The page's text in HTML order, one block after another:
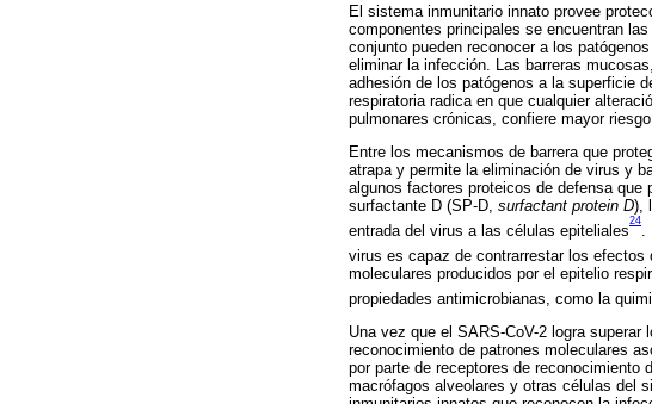
El sistema inmunitario innato provee
componentes principales se encuentran
conjunto pueden reconocer a los
eliminar la infección. Las barreras
adhesión de los patógenos a la superficie
respiratoria radica en que cualquier
pulmonares crónicas, confiere mayor
Entre los mecanismos de barrera que
atrapa y permite la eliminación de virus y
algunos factores proteicos de defensa que
surfactante D (SP-D, surfactant protein D),
entrada del virus a las células epiteliales
24
virus es capaz de contrarrestar los
moleculares producidos por el epitelio
propiedades antimicrobianas, como la
Una vez que el SARS-CoV-2 logra
reconocimiento de patrones moleculares
por parte de receptores de reconocimiento
macrófagos alveolares y otras células del